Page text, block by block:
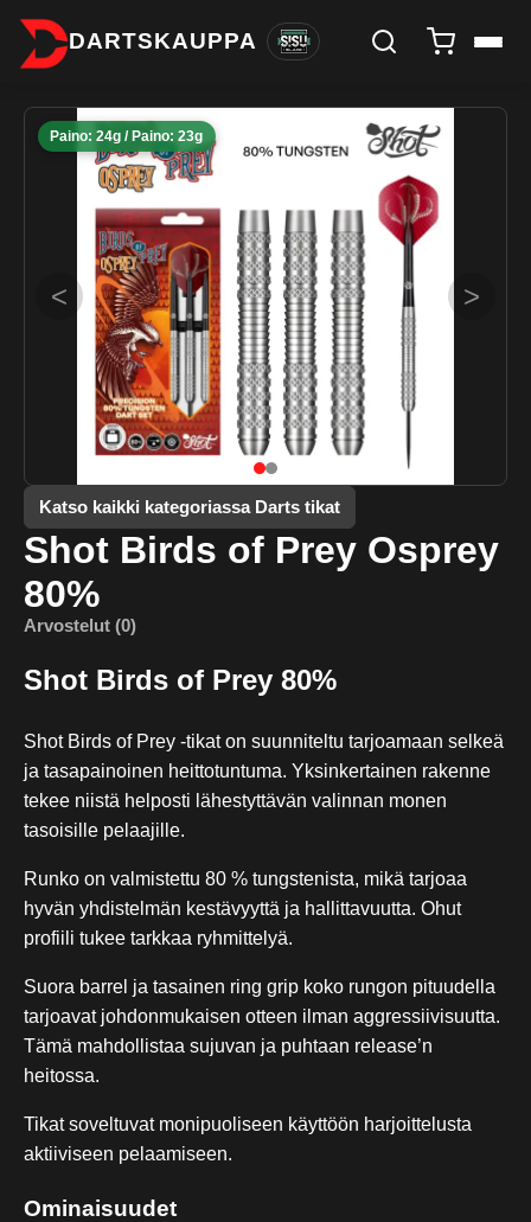
DARTSKAUPPA
Paino: 24g / Paino: 23g
< >
Katso kaikki kategoriassa Darts tikat
Shot Birds of Prey Osprey
80%
Arvostelut (0)
Shot Birds of Prey 80%
Shot Birds of Prey -tikat on suunniteltu tarjoamaan selkeä
ja tasapainoinen heittotuntuma. Yksinkertainen rakenne
tekee niistä helposti lähestyttävän valinnan monen
tasoisille pelaajille.
Runko on valmistettu 80 % tungstenista, mikä tarjoaa
hyvän yhdistelmän kestävyyttä ja hallittavuutta. Ohut
profiili tukee tarkkaa ryhmittelyä.
Suora barrel ja tasainen ring grip koko rungon pituudella
tarjoavat johdonmukaisen otteen ilman aggressiivisuutta.
Tämä mahdollistaa sujuvan ja puhtaan release’n
heitossa.
Tikat soveltuvat monipuoliseen käyttöön harjoittelusta
aktiiviseen pelaamiseen.
Ominaisuudet